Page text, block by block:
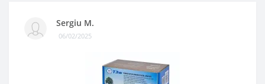
Sergiu M.
06/02/2025